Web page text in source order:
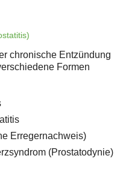
chronische Entzündung
Formen
Erregernachweis)
(Prostatodynie)